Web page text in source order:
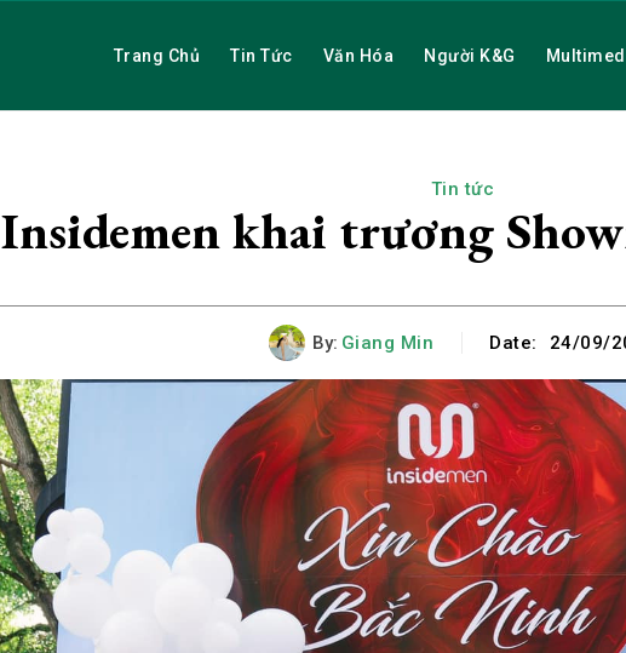
Trang Chủ Tin Tức Văn Hóa Người K&G
Tin tức
Insidemen khai trương
By: Giang Min Date: 24/09/